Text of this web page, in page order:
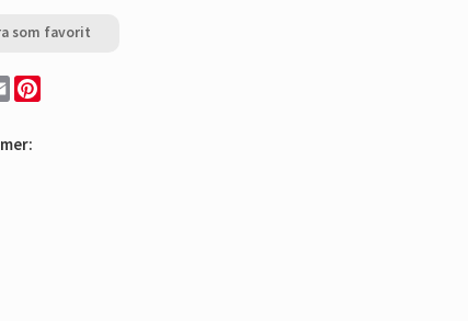
som favorit
Email